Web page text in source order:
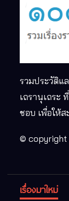
รวมประวัติแ
เถรานุเถระ
ชอบ เพื่อให้
© copyright
เรื่องมาใหม่